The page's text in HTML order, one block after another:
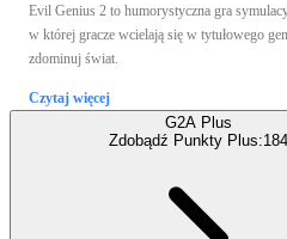
Evil Genius 2 to humorystyczna gra
w której gracze wcielają się w tytułowego
zdominuj świat.
Czytaj więcej
G2A Plus
Zdobądź Punkty Plus:184